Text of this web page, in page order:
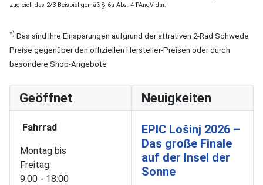
zugleich das 2/3 Beispiel gemäß § 6a Abs. 4 PAngV dar.
*) Das sind Ihre Einsparungen aufgrund der attrativen 2-Rad Schwede
Preise gegenüber den offiziellen Hersteller-Preisen oder durch
besondere Shop-Angebote
Geöffnet
Fahrrad
Montag bis
Freitag:
9:00 - 18:00
Neuigkeiten
EPIC Lošinj 2026 –
Das große Finale
auf der Insel der
Sonne